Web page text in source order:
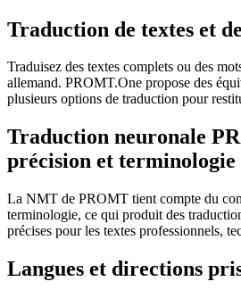
Traduction de textes et
Traduisez des textes complets ou des
allemand. PROMT.One propose des
plusieurs options de traduction pour
Traduction neuronale
précision et terminologie
La NMT de PROMT tient compte du
terminologie, ce qui produit des
précises pour les textes professionnels,
Langues et directions